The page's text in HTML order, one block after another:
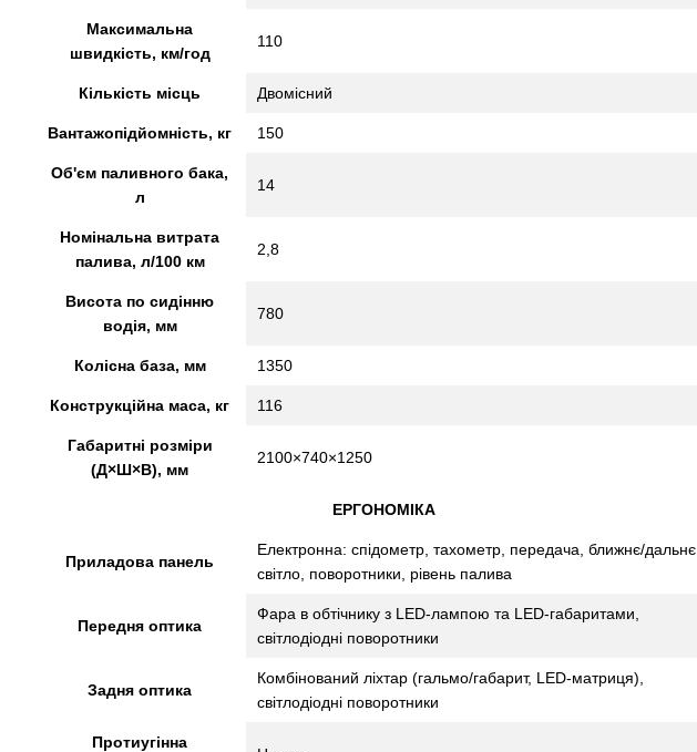
Максимальна
швидкість, км/год
110
Кількість місць Двомісний
Вантажопідйомність, кг 150
Об'єм паливного бака,
л
14
Номінальна витрата
палива, л/100 км
2,8
Висота по сидінню
водія, мм
780
Колісна база, мм 1350
Конструкційна маса, кг 116
Габаритні розміри
(Д×Ш×В), мм
2100×740×1250
ЕРГОНОМІКА
Приладова панель
Електронна: спідометр, тахометр, передача, ближнє/дальнє
світло, поворотники, рівень палива
Передня оптика
Фара в обтічнику з LED-лампою та LED-габаритами,
світлодіодні поворотники
Задня оптика
Комбінований ліхтар (гальмо/габарит, LED-матриця),
світлодіодні поворотники
Протиугінна